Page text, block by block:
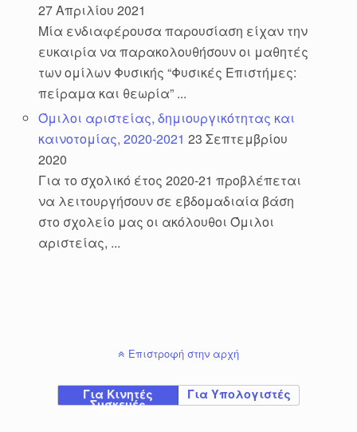
27 Απριλίου 2021
Μία ενδιαφέρουσα παρουσίαση είχαν την
ευκαιρία να παρακολουθήσουν οι μαθητές
των ομίλων Φυσικής “Φυσικές Επιστήμες:
πείραμα και θεωρία” ...
Όμιλοι αριστείας, δημιουργικότητας και
καινοτομίας, 2020-2021 23 Σεπτεμβρίου
2020
Για το σχολικό έτος 2020-21 προβλέπεται
να λειτουργήσουν σε εβδομαδιαία βάση
στο σχολείο μας οι ακόλουθοι Όμιλοι
αριστείας, ...
Επιστροφή στην αρχή
Για Κινητές
Συσκευές
Για Υπολογιστές